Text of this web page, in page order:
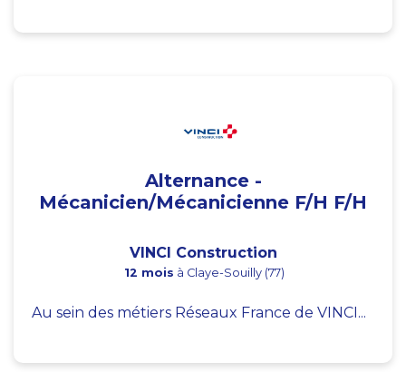
Alternance -
Mécanicien/Mécanicienne F/H F/H
VINCI Construction
12 mois à Claye-Souilly (77)
Au sein des métiers Réseaux France de VINCI...